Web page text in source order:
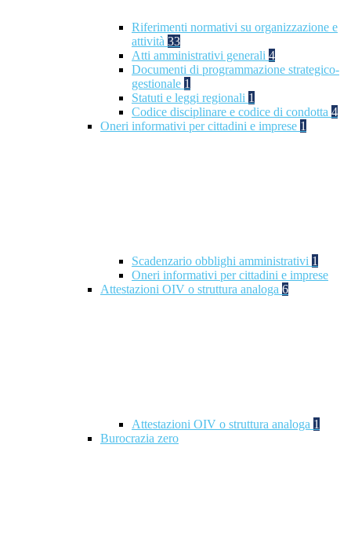
Riferimenti normativi su organizzazione e
attività 33
Atti amministrativi generali 4
Documenti di programmazione strategico-
gestionale 1
Statuti e leggi regionali 1
Codice disciplinare e codice di condotta 4
Oneri informativi per cittadini e imprese 1
Scadenzario obblighi amministrativi 1
Oneri informativi per cittadini e imprese
Attestazioni OIV o struttura analoga 6
Attestazioni OIV o struttura analoga 1
Burocrazia zero